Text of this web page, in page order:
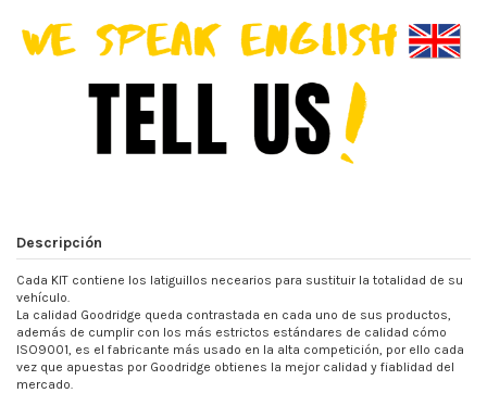
Descripción
Cada KIT contiene los latiguillos necearios para sustituir la totalidad de su
vehículo.
La calidad Goodridge queda contrastada en cada uno de sus productos,
además de cumplir con los más estrictos estándares de calidad cómo
ISO9001, es el fabricante más usado en la alta competición, por ello cada
vez que apuestas por Goodridge obtienes la mejor calidad y fiablidad del
mercado.